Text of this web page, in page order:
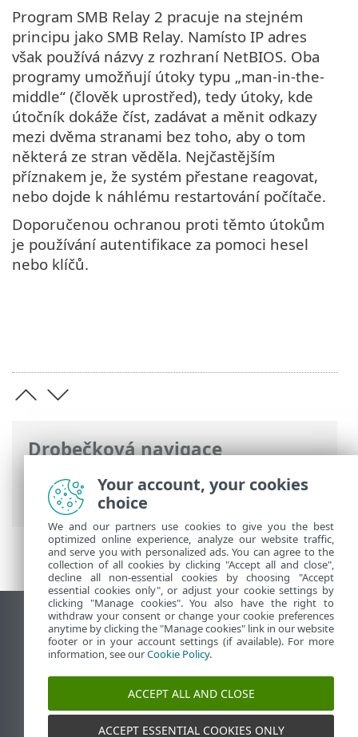
Drobečková navigace
ESET Online nápověda> ESET Glossary>
Vzdálené útoky > SMB Relay
Program SMB Relay 2 pracuje na stejném
principu jako SMB Relay. Namísto IP adres
však používá názvy z rozhraní NetBIOS. Oba
programy umožňují útoky typu „man-in-the-
middle“ (člověk uprostřed), tedy útoky, kde
útočník dokáže číst, zadávat a měnit odkazy
mezi dvěma stranami bez toho, aby o tom
některá ze stran věděla. Nejčastějším
příznakem je, že systém přestane reagovat,
nebo dojde k náhlému restartování počítače.
Doporučenou ochranou proti těmto útokům
je používání autentifikace za pomoci hesel
nebo klíčů.
Zobrazit verzi pro počítač
End of Life
ESET Databáze znalostí
ESET Forum
ESET Status Portal
Regionální podpora
Your account, your cookies
choice
We and our partners use cookies to give you the best
optimized online experience, analyze our website traffic,
and serve you with personalized ads. You can agree to the
collection of all cookies by clicking "Accept all and close",
decline all non-essential cookies by choosing "Accept
essential cookies only", or adjust your cookie settings by
clicking "Manage cookies". You also have the right to
withdraw your consent or change your cookie preferences
anytime by clicking the "Manage cookies" link in our website
footer or in your account settings (if available). For more
information, see ourCookie Policy.
ACCEPT ALL AND CLOSE
ACCEPT ESSENTIAL COOKIES ONLY